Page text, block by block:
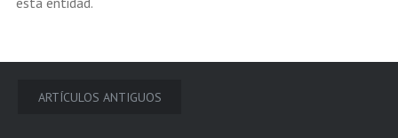
Navegación
ARTÍCULOS ANTIGUOS